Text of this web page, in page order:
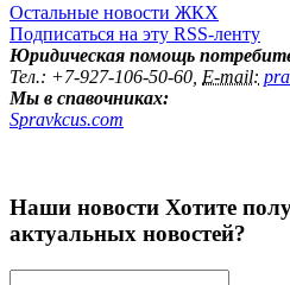
Остальные новости ЖКХ
Подписаться на эту RSS-ленту
Юридическая помощь
Тел.: +7-927-106-50-60, E-mail:
Мы в спавочниках:
Spravkcus.com
Наши новости Хотите
актуальных новостей?